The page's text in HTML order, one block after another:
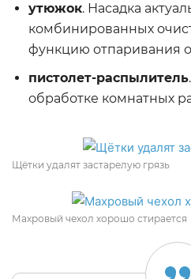
утюжок. Насадка
комбинированных
функцию отпаривания
пистолет-распылитель
обработке комнатных
Щётки удалят застарелую грязь
Махровый чехол хорошо стирается